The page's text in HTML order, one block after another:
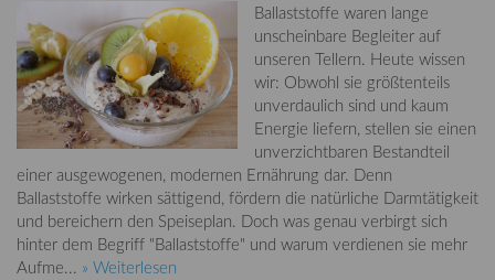
Ballaststoffe waren lange
unscheinbare Begleiter auf
unseren Tellern. Heute wissen
wir: Obwohl sie größtenteils
unverdaulich sind und kaum
Energie liefern, stellen sie einen
unverzichtbaren Bestandteil
einer ausgewogenen, modernen Ernährung dar. Denn
Ballaststoffe wirken sättigend, fördern die natürliche Darmtätigkeit
und bereichern den Speiseplan. Doch was genau verbirgt sich
hinter dem Begriff "Ballaststoffe" und warum verdienen sie mehr
Aufme... » Weiterlesen